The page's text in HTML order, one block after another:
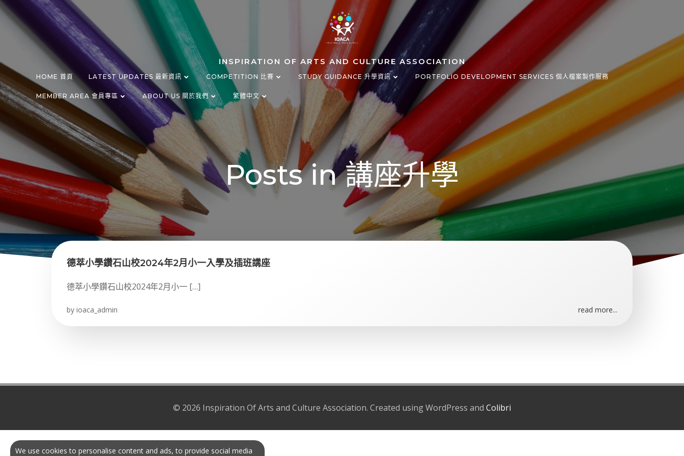
Skip
to
content
INSPIRATION OF ARTS AND CULTURE ASSOCIATION
HOME 首頁 LATEST UPDATES 最新資訊 COMPETITION 比賽 STUDY GUIDANCE 升學資訊 PORTFOLIO DEVELOPMENT SERVICES 個人檔案製作服務
MEMBER AREA 會員專區 ABOUT US 關於我們 繁體中文
Posts in 講座升學
德萃小學鑽石山校2024年2月小一入學及插班講座
德萃小學鑽石山校2024年2月小一 […]
by ioaca_admin read more...
© 2026 Inspiration Of Arts and Culture Association. Created using WordPress and Colibri
We use cookies to personalise content and ads, to provide social media